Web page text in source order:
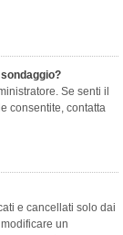
Se senti il
consentite, contatta
e cancellati solo dai
un